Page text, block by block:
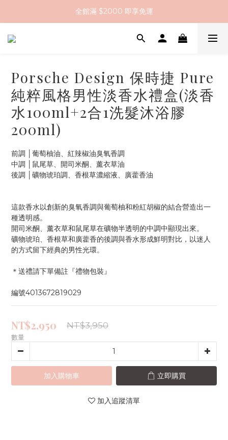
全館滿 $2000 即享免運
全館滿 $2000 即享免運
註冊會員送 $200 購物金
Porsche Design 保時捷 Pure
純粹風格男性淡香水禮盒(淡香
水100ml+2合1洗髮沐浴膠
200ml)
前調 │葡萄柚油、紅辣椒油臭氧香調
中調 │鼠尾草、開司米酮、薰衣草油
後調 │礦物琥珀調、香根草濃縮液、廣藿香油
這款香水以創新的臭氧香調與葡萄柚和粉紅胡椒的結合營造出一
種透明感。
開司米酮、薰衣草和鼠尾草在礦物半透明的中調中顯現出來。
礦物琥珀、香根草和廣藿香的後調與香水形成鮮明對比，以迷人
的方式留下經典的男性光環。
＊送禮請下單備註『禮物包裝』
編號4013672819029
NT$2,950 NT$3,950
數量
加入購物車 立即購買
加入追蹤清單